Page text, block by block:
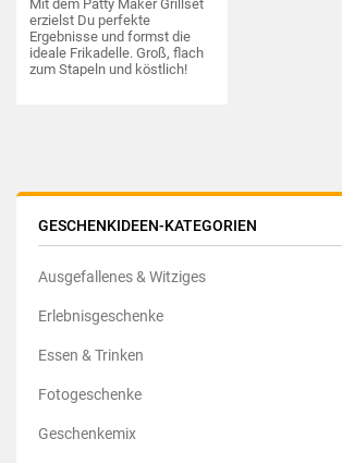
GESCHENKIDEEN-KATEGORIEN
Ausgefallenes & Witziges
Erlebnisgeschenke
Essen & Trinken
Fotogeschenke
Geschenkemix
Mit dem Patty Maker Grillset
erzielst Du perfekte
Ergebnisse und formst die
ideale Frikadelle. Groß, flach
zum Stapeln und köstlich!